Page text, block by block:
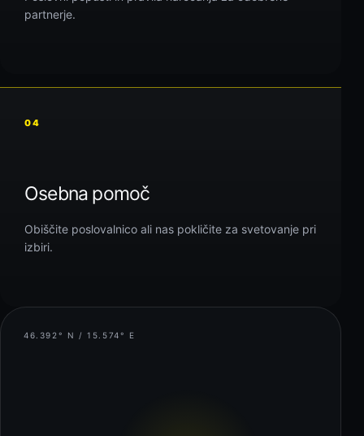
partnerje.
04
Osebna pomoč
Obiščite poslovalnico ali nas pokličite za svetovanje pri
izbiri.
46.392° N / 15.574° E